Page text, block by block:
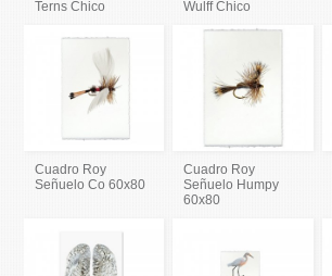
Terns Chico
Wulff Chico
Cuadro Roy
Señuelo Co 60x80
Cuadro Roy
Señuelo Humpy
60x80